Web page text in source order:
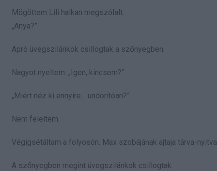
Mögöttem Lili halkan megszólalt.
„Anya?”
Apró üvegszilánkok csillogtak a szőnyegben.
Nagyot nyeltem. „Igen, kincsem?”
„Miért néz ki ennyire… undorítóan?”
Nem feleltem.
Végigsétáltam a folyosón. Max szobájának ajtaja tárva-
A szőnyegben megint üvegszilánkok csillogtak.